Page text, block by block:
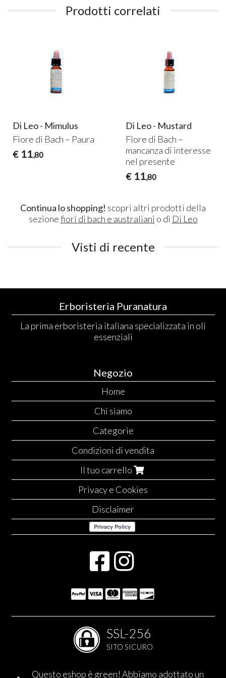
Prodotti correlati
Di Leo - Mimulus
Fiore di Bach – Paura
€ 11,80
Di Leo - Mustard
Fiore di Bach –
mancanza di interesse
nel presente
€ 11,80
Continua lo shopping! scopri altri prodotti della
sezionefiori di bach e australiani o di Di Leo
Visti di recente
Erboristeria Puranatura
La prima erboristeria italiana specializzata in oli
essenziali
Negozio
Home
Chi siamo
Categorie
Condizioni di vendita
Il tuo carrello
Privacy e Cookies
Disclaimer
SSL-256
SITO SICURO
Questo eshop è green! Abbiamo adottato un